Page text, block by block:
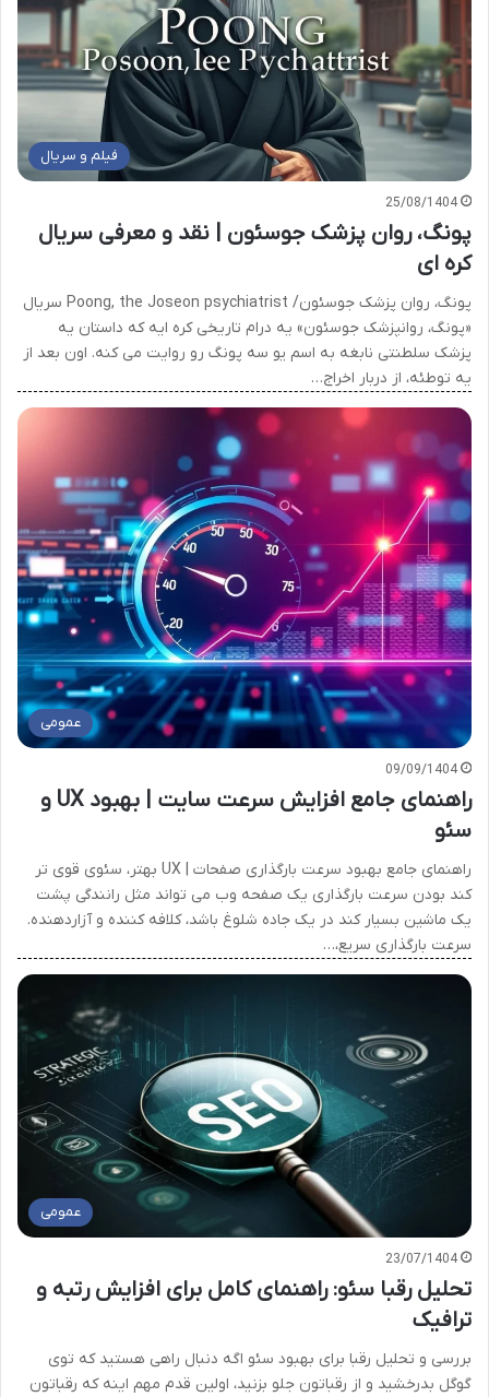
فیلم و سریال
25/08/1404
پونگ، روان پزشک جوسئون | نقد و معرفی سریال
کره ای
پونگ، روان پزشک جوسئون/ Poong, the Joseon psychiatrist سریال
«پونگ، روانپزشک جوسئون» یه درام تاریخی کره ایه که داستان یه
پزشک سلطنتی نابغه به اسم یو سه پونگ رو روایت می کنه. اون بعد از
یه توطئه، از دربار اخراج…
عمومی
09/09/1404
راهنمای جامع افزایش سرعت سایت | بهبود UX و
سئو
راهنمای جامع بهبود سرعت بارگذاری صفحات | UX بهتر، سئوی قوی تر
کند بودن سرعت بارگذاری یک صفحه وب می تواند مثل رانندگی پشت
یک ماشین بسیار کند در یک جاده شلوغ باشد، کلافه کننده و آزاردهنده.
سرعت بارگذاری سریع،…
عمومی
23/07/1404
تحلیل رقبا سئو: راهنمای کامل برای افزایش رتبه و
ترافیک
بررسی و تحلیل رقبا برای بهبود سئو اگه دنبال راهی هستید که توی
گوگل بدرخشید و از رقباتون جلو بزنید، اولین قدم مهم اینه که رقباتون